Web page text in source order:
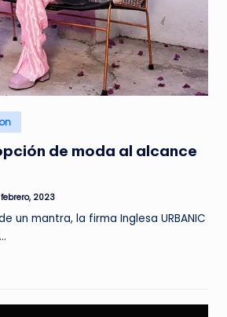
de moda al alcance
2023
un mantra, la firma Inglesa URBANIC